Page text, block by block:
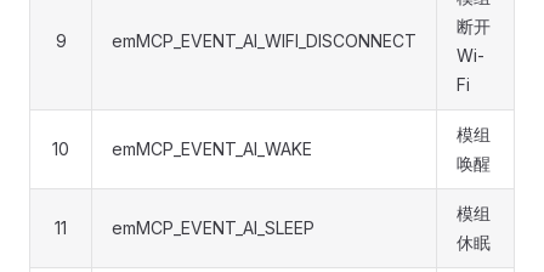
9 emMCP_EVENT_AI_WIFI_DISCONNECT
断开
Wi-
Fi
10 emMCP_EVENT_AI_WAKE
模组
唤醒
11 emMCP_EVENT_AI_SLEEP
模组
休眠